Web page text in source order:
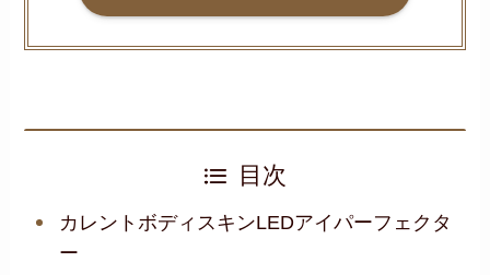
目次
カレントボディスキンLEDアイパーフェクタ
ー